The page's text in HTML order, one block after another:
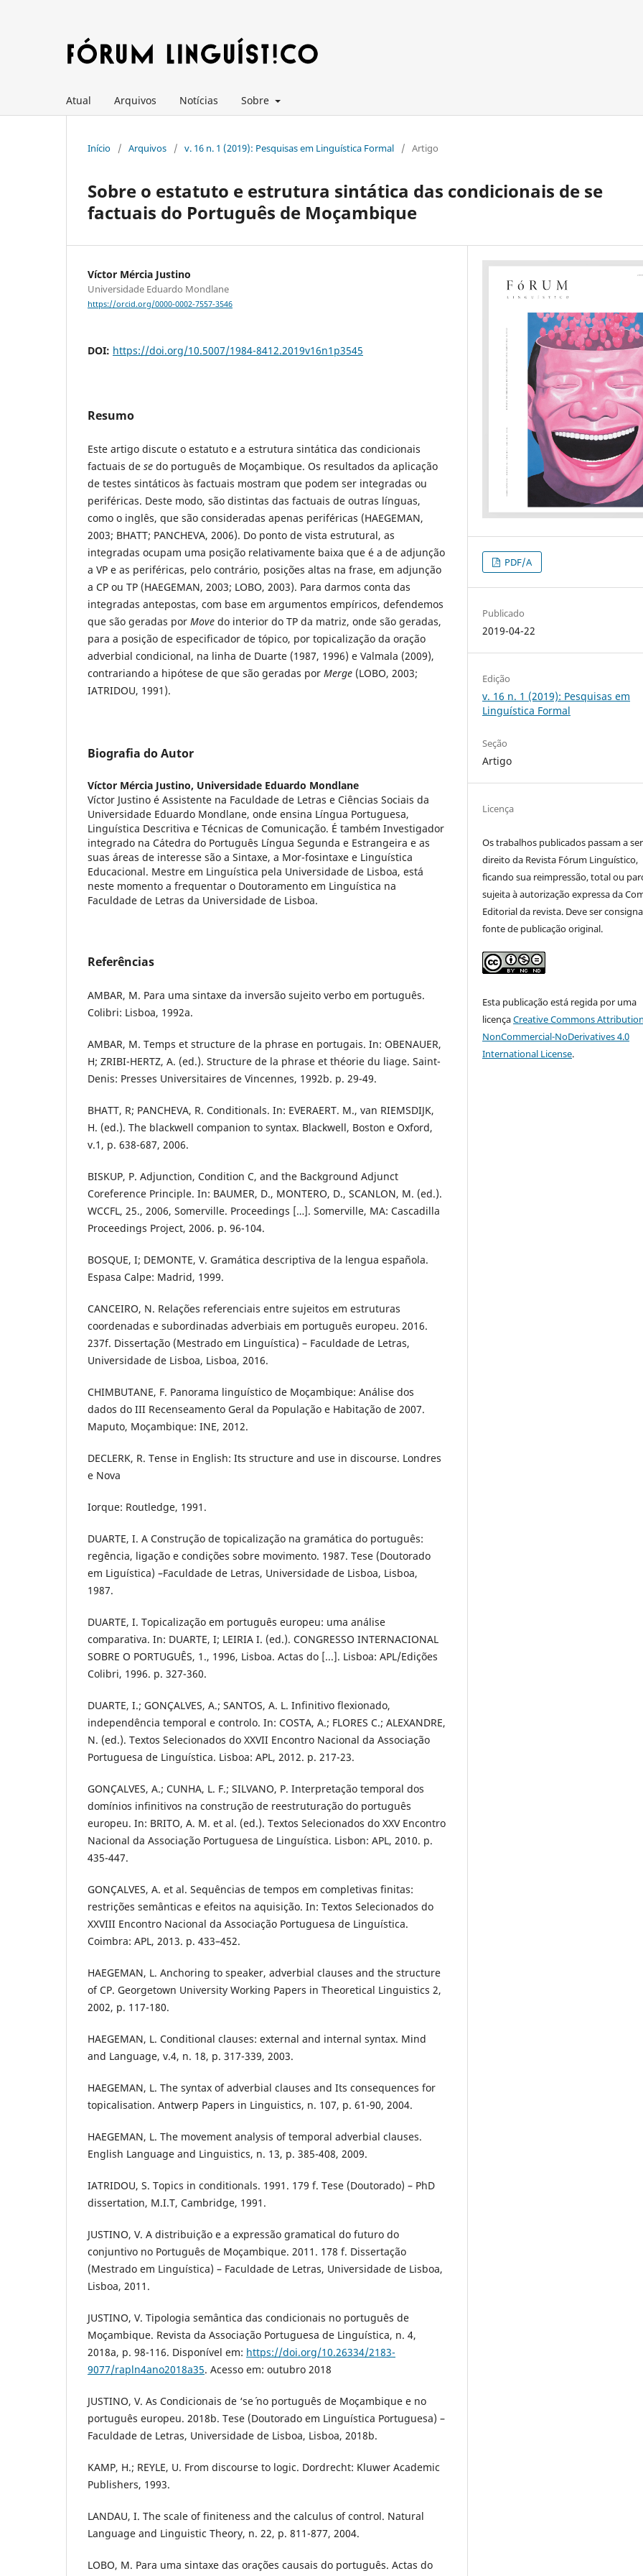
Atual Arquivos Notícias Sobre
Início / Arquivos / v. 16 n. 1 (2019): Pesquisas em Linguística Formal / Artigo
Sobre o estatuto e estrutura sintática das condicionais de se
factuais do Português de Moçambique
Víctor Mércia Justino
Universidade Eduardo Mondlane
https://orcid.org/0000-0002-7557-3546
DOI: https://doi.org/10.5007/1984-8412.2019v16n1p3545
Resumo
Este artigo discute o estatuto e a estrutura sintática das condicionais
factuais de se do português de Moçambique. Os resultados da aplicação
de testes sintáticos às factuais mostram que podem ser integradas ou
periféricas. Deste modo, são distintas das factuais de outras línguas,
como o inglês, que são consideradas apenas periféricas (HAEGEMAN,
2003; BHATT; PANCHEVA, 2006). Do ponto de vista estrutural, as
integradas ocupam uma posição relativamente baixa que é a de adjunção
a VP e as periféricas, pelo contrário, posições altas na frase, em adjunção
a CP ou TP (HAEGEMAN, 2003; LOBO, 2003). Para darmos conta das
integradas antepostas, com base em argumentos empíricos, defendemos
que são geradas por Move do interior do TP da matriz, onde são geradas,
para a posição de especificador de tópico, por topicalização da oração
adverbial condicional, na linha de Duarte (1987, 1996) e Valmala (2009),
contrariando a hipótese de que são geradas por Merge (LOBO, 2003;
IATRIDOU, 1991).
Biografia do Autor
Víctor Mércia Justino, Universidade Eduardo Mondlane
Víctor Justino é Assistente na Faculdade de Letras e Ciências Sociais da
Universidade Eduardo Mondlane, onde ensina Língua Portuguesa,
Linguística Descritiva e Técnicas de Comunicação. É também Investigador
integrado na Cátedra do Português Língua Segunda e Estrangeira e as
suas áreas de interesse são a Sintaxe, a Mor-fosintaxe e Linguística
Educacional. Mestre em Linguística pela Universidade de Lisboa, está
neste momento a frequentar o Doutoramento em Linguística na
Faculdade de Letras da Universidade de Lisboa.
Referências
AMBAR, M. Para uma sintaxe da inversão sujeito verbo em português.
Colibri: Lisboa, 1992a.
AMBAR, M. Temps et structure de la phrase en portugais. In: OBENAUER,
H; ZRIBI-HERTZ, A. (ed.). Structure de la phrase et théorie du liage. Saint-
Denis: Presses Universitaires de Vincennes, 1992b. p. 29-49.
BHATT, R; PANCHEVA, R. Conditionals. In: EVERAERT. M., van RIEMSDIJK,
H. (ed.). The blackwell companion to syntax. Blackwell, Boston e Oxford,
v.1, p. 638-687, 2006.
BISKUP, P. Adjunction, Condition C, and the Background Adjunct
Coreference Principle. In: BAUMER, D., MONTERO, D., SCANLON, M. (ed.).
WCCFL, 25., 2006, Somerville. Proceedings […]. Somerville, MA: Cascadilla
Proceedings Project, 2006. p. 96-104.
BOSQUE, I; DEMONTE, V. Gramática descriptiva de la lengua española.
Espasa Calpe: Madrid, 1999.
CANCEIRO, N. Relações referenciais entre sujeitos em estruturas
coordenadas e subordinadas adverbiais em português europeu. 2016.
237f. Dissertação (Mestrado em Linguística) – Faculdade de Letras,
Universidade de Lisboa, Lisboa, 2016.
CHIMBUTANE, F. Panorama linguístico de Moçambique: Análise dos
dados do III Recenseamento Geral da População e Habitação de 2007.
Maputo, Moçambique: INE, 2012.
DECLERK, R. Tense in English: Its structure and use in discourse. Londres
e Nova
Iorque: Routledge, 1991.
DUARTE, I. A Construção de topicalização na gramática do português:
regência, ligação e condições sobre movimento. 1987. Tese (Doutorado
em Liguística) –Faculdade de Letras, Universidade de Lisboa, Lisboa,
1987.
DUARTE, I. Topicalização em português europeu: uma análise
comparativa. In: DUARTE, I; LEIRIA I. (ed.). CONGRESSO INTERNACIONAL
SOBRE O PORTUGUÊS, 1., 1996, Lisboa. Actas do [...]. Lisboa: APL/Edições
Colibri, 1996. p. 327-360.
DUARTE, I.; GONÇALVES, A.; SANTOS, A. L. Infinitivo flexionado,
independência temporal e controlo. In: COSTA, A.; FLORES C.; ALEXANDRE,
N. (ed.). Textos Selecionados do XXVII Encontro Nacional da Associação
Portuguesa de Linguística. Lisboa: APL, 2012. p. 217-23.
GONÇALVES, A.; CUNHA, L. F.; SILVANO, P. Interpretação temporal dos
domínios infinitivos na construção de reestruturação do português
europeu. In: BRITO, A. M. et al. (ed.). Textos Selecionados do XXV Encontro
Nacional da Associação Portuguesa de Linguística. Lisbon: APL, 2010. p.
435-447.
GONÇALVES, A. et al. Sequências de tempos em completivas finitas:
restrições semânticas e efeitos na aquisição. In: Textos Selecionados do
XXVIII Encontro Nacional da Associação Portuguesa de Linguística.
Coimbra: APL, 2013. p. 433–452.
HAEGEMAN, L. Anchoring to speaker, adverbial clauses and the structure
of CP. Georgetown University Working Papers in Theoretical Linguistics 2,
2002, p. 117-180.
HAEGEMAN, L. Conditional clauses: external and internal syntax. Mind
and Language, v.4, n. 18, p. 317-339, 2003.
HAEGEMAN, L. The syntax of adverbial clauses and Its consequences for
topicalisation. Antwerp Papers in Linguistics, n. 107, p. 61-90, 2004.
HAEGEMAN, L. The movement analysis of temporal adverbial clauses.
English Language and Linguistics, n. 13, p. 385-408, 2009.
IATRIDOU, S. Topics in conditionals. 1991. 179 f. Tese (Doutorado) – PhD
dissertation, M.I.T, Cambridge, 1991.
JUSTINO, V. A distribuição e a expressão gramatical do futuro do
conjuntivo no Português de Moçambique. 2011. 178 f. Dissertação
(Mestrado em Linguística) – Faculdade de Letras, Universidade de Lisboa,
Lisboa, 2011.
JUSTINO, V. Tipologia semântica das condicionais no português de
Moçambique. Revista da Associação Portuguesa de Linguística, n. 4,
2018a, p. 98-116. Disponível em: https://doi.org/10.26334/2183-
9077/rapln4ano2018a35. Acesso em: outubro 2018
JUSTINO, V. As Condicionais de ‘se´ no português de Moçambique e no
português europeu. 2018b. Tese (Doutorado em Linguística Portuguesa) –
Faculdade de Letras, Universidade de Lisboa, Lisboa, 2018b.
KAMP, H.; REYLE, U. From discourse to logic. Dordrecht: Kluwer Academic
Publishers, 1993.
LANDAU, I. The scale of finiteness and the calculus of control. Natural
Language and Linguistic Theory, n. 22, p. 811-877, 2004.
LOBO, M. Para uma sintaxe das orações causais do português. Actas do
PDF/A
Publicado
2019-04-22
Edição
v. 16 n. 1 (2019): Pesquisas em
Linguística Formal
Seção
Artigo
Licença
Os trabalhos publicados passam a
direito da Revista Fórum Linguístico,
ficando sua reimpressão, total ou
sujeita à autorização expressa da
Editorial da revista. Deve ser
fonte de publicação original.
Esta publicação está regida por uma
licençaCreative Commons
NonCommercial-NoDerivatives 4.0
International License.